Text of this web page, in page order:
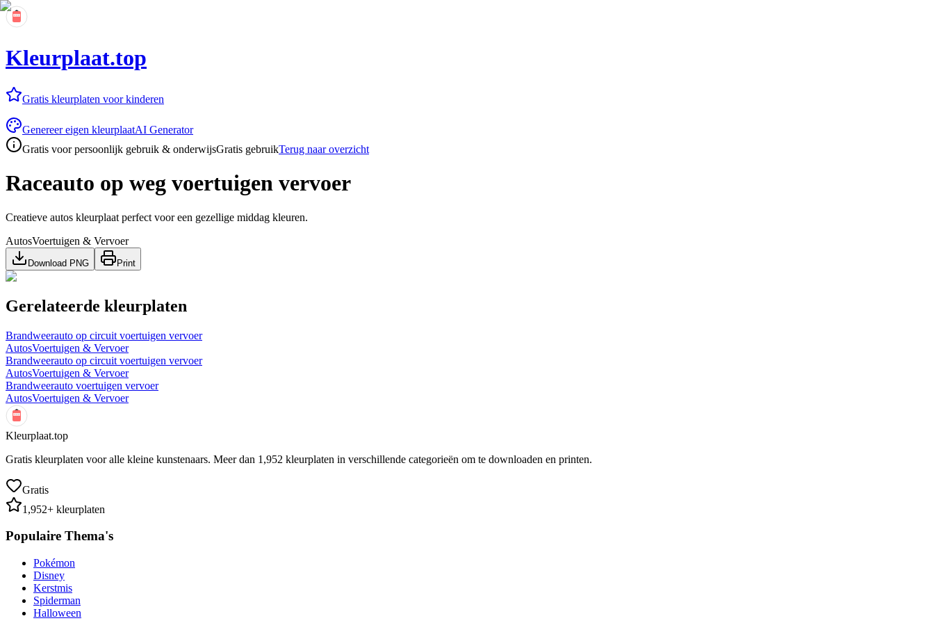
Kleurplaat.top
Gratis kleurplaten voor kinderen
Genereer eigen kleurplaatAI Generator
Gratis voor persoonlijk gebruik & onderwijsGratis gebruikTerug naar overzicht
Raceauto op weg voertuigen vervoer
Creatieve autos kleurplaat perfect voor een gezellige middag kleuren.
AutosVoertuigen & Vervoer
Download PNG Print
Gerelateerde kleurplaten
Brandweerauto op circuit voertuigen vervoer
AutosVoertuigen & Vervoer
Brandweerauto op circuit voertuigen vervoer
AutosVoertuigen & Vervoer
Brandweerauto voertuigen vervoer
AutosVoertuigen & Vervoer
Kleurplaat.top
Gratis kleurplaten voor alle kleine kunstenaars. Meer dan 1,952 kleurplaten in verschillende categorieën om te downloaden en printen.
Gratis
1,952+ kleurplaten
Populaire Thema's
Pokémon
Disney
Kerstmis
Spiderman
Halloween